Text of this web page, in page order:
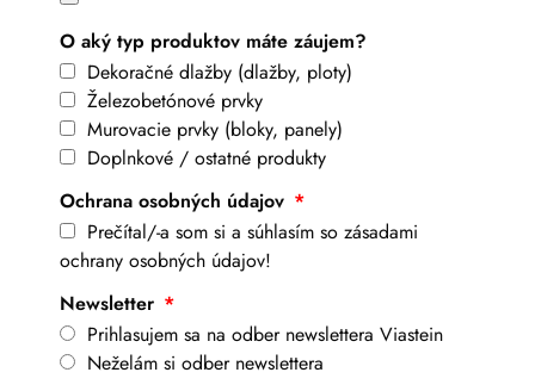
O aký typ produktov máte záujem?
Dekoračné dlažby (dlažby, ploty)
Železobetónové prvky
Murovacie prvky (bloky, panely)
Doplnkové / ostatné produkty
Ochrana osobných údajov
Prečítal/-a som si a súhlasím so zásadami
ochrany osobných údajov!
Newsletter
Prihlasujem sa na odber newslettera Viastein
Neželám si odber newslettera